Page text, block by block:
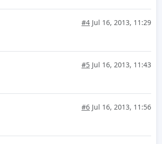
#4 Jul 16, 2013, 11:29
#5 Jul 16, 2013, 11:43
#6 Jul 16, 2013, 11:56